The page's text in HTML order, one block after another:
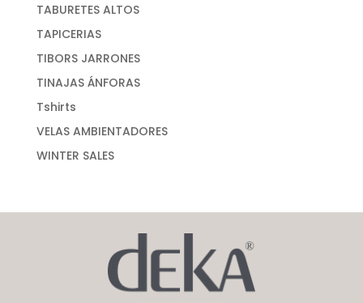
TABURETES ALTOS
TAPICERIAS
TIBORS JARRONES
TINAJAS ÁNFORAS
Tshirts
VELAS AMBIENTADORES
WINTER SALES